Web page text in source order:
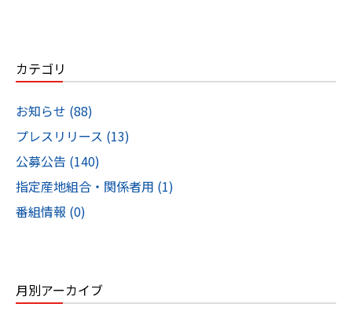
カテゴリ
お知らせ (88)
プレスリリース (13)
公募公告 (140)
指定産地組合・関係者用 (1)
番組情報 (0)
月別アーカイブ